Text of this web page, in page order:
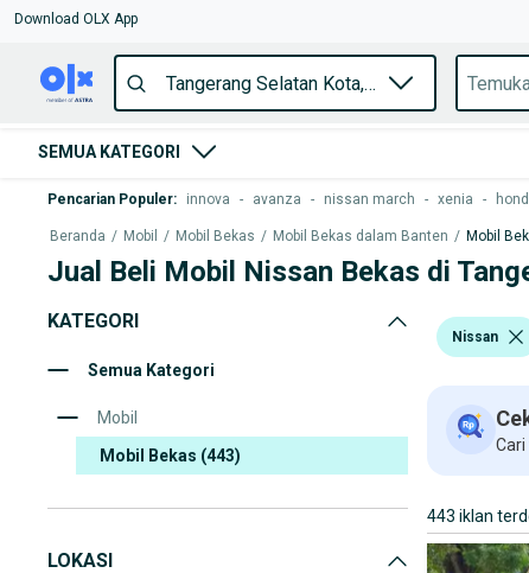
Download OLX App
SEMUA KATEGORI
Pencarian Populer: innova - avanza - nissan march - xenia -
Beranda / Mobil / Mobil Bekas / Mobil Bekas dalam Banten / Mobil
Jual Beli Mobil Nissan Bekas di
KATEGORI
Semua Kategori
Mobil
Mobil Bekas (443)
LOKASI
Nissan
443 iklan